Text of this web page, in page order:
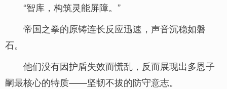
“智库，构筑灵能屏障。”
帝国之拳的原铸连长反应迅速，声音沉稳如磐
石。
他们没有因护盾失效而慌乱，反而展现出多恩子
嗣最核心的特质——坚韧不拔的防守意志。